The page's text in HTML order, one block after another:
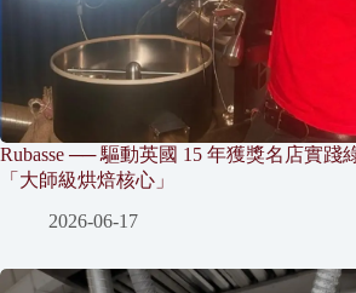
Rubasse ── 驅動英國 15 年獲獎名店實踐
「大師級烘焙核心」
2026-06-17